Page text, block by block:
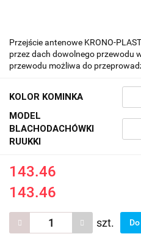
Przejście antenowe KRONO-
przez dach dowolnego przewodu
przewodu możliwa do
KOLOR KOMINKA
MODEL
BLACHODACHÓWKI
RUUKKI
143.46
143.46
szt.